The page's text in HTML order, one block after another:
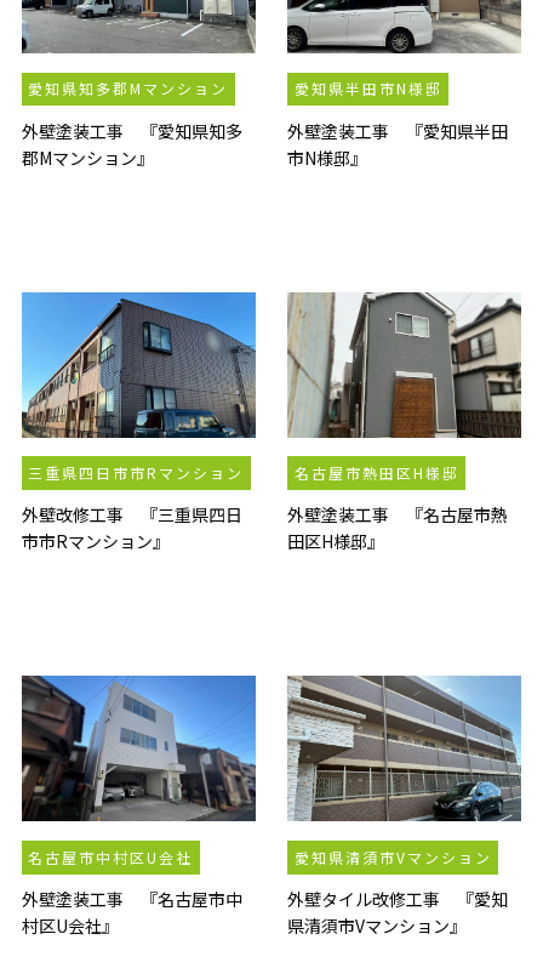
愛知県知多郡Mマンション
外壁塗装工事 『愛知県知多
郡Mマンション』
愛知県半田市N様邸
外壁塗装工事 『愛知県半田
市N様邸』
三重県四日市市Rマンション
外壁改修工事 『三重県四日
市市Rマンション』
名古屋市熱田区H様邸
外壁塗装工事 『名古屋市熱
田区H様邸』
名古屋市中村区U会社
外壁塗装工事 『名古屋市中
村区U会社』
愛知県清須市Vマンション
外壁タイル改修工事 『愛知
県清須市Vマンション』